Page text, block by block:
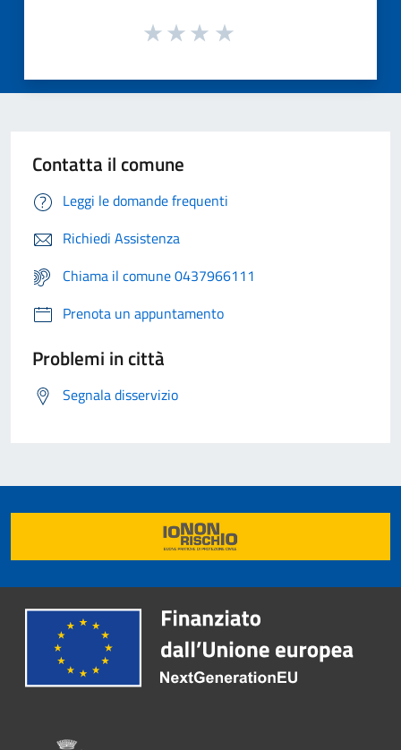
Contatta il comune
Leggi le domande frequenti
Richiedi Assistenza
Chiama il comune 0437966111
Prenota un appuntamento
Problemi in città
Segnala disservizio